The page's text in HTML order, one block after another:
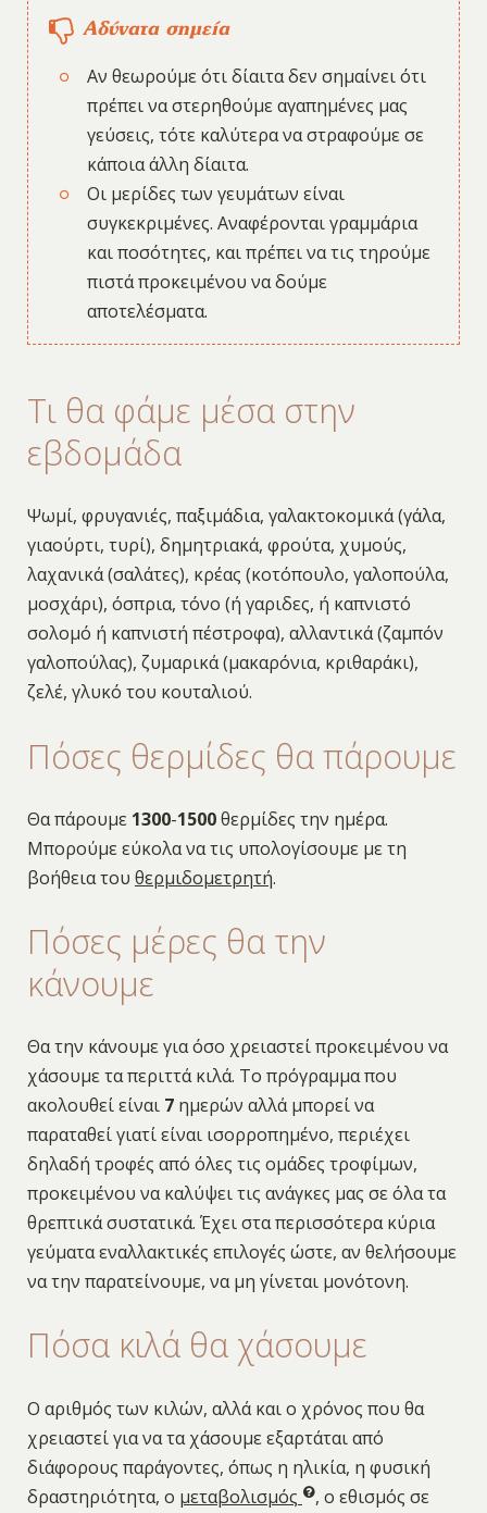
Αδύνατα σημεία
Αν θεωρούμε ότι δίαιτα δεν σημαίνει ότι
πρέπει να στερηθούμε αγαπημένες μας
γεύσεις, τότε καλύτερα να στραφούμε σε
κάποια άλλη δίαιτα.
Οι μερίδες των γευμάτων είναι
συγκεκριμένες. Αναφέρονται γραμμάρια
και ποσότητες, και πρέπει να τις τηρούμε
πιστά προκειμένου να δούμε
αποτελέσματα.
Τι θα φάμε μέσα στην
εβδομάδα
Ψωμί, φρυγανιές, παξιμάδια, γαλακτοκομικά (γάλα,
γιαούρτι, τυρί), δημητριακά, φρούτα, χυμούς,
λαχανικά (σαλάτες), κρέας (κοτόπουλο, γαλοπούλα,
μοσχάρι), όσπρια, τόνο (ή γαριδες, ή καπνιστό
σολομό ή καπνιστή πέστροφα), αλλαντικά (ζαμπόν
γαλοπούλας), ζυμαρικά (μακαρόνια, κριθαράκι),
ζελέ, γλυκό του κουταλιού.
Πόσες θερμίδες θα πάρουμε
Θα πάρουμε 1300-1500θερμίδες την ημέρα.
Μπορούμε εύκολα να τις υπολογίσουμε με τη
βοήθεια του θερμιδομετρητή.
Πόσες μέρες θα την
κάνουμε
Θα την κάνουμε για όσο χρειαστεί προκειμένου να
χάσουμε τα περιττά κιλά. Το πρόγραμμα που
ακολουθεί είναι 7ημερών αλλά μπορεί να
παραταθεί γιατί είναι ισορροπημένο, περιέχει
δηλαδή τροφές από όλες τις ομάδες τροφίμων,
προκειμένου να καλύψει τις ανάγκες μας σε όλα τα
θρεπτικά συστατικά. Έχει στα περισσότερα κύρια
γεύματα εναλλακτικές επιλογές ώστε, αν θελήσουμε
να την παρατείνουμε, να μη γίνεται μονότονη.
Πόσα κιλά θα χάσουμε
Ο αριθμός των κιλών, αλλά και ο χρόνος που θα
χρειαστεί για να τα χάσουμε εξαρτάται από
διάφορους παράγοντες, όπως η ηλικία, η φυσική
δραστηριότητα, ο μεταβολισμός , ο εθισμός σε